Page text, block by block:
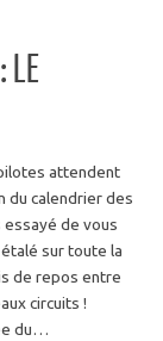
LE
attendent
du calendrier des
essayé de vous
sur toute la
de repos entre
circuits !
du…